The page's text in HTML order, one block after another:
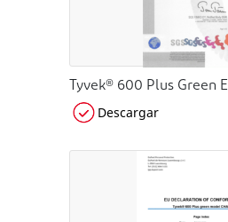
Tyvek® 600 Plus Green
Descargar